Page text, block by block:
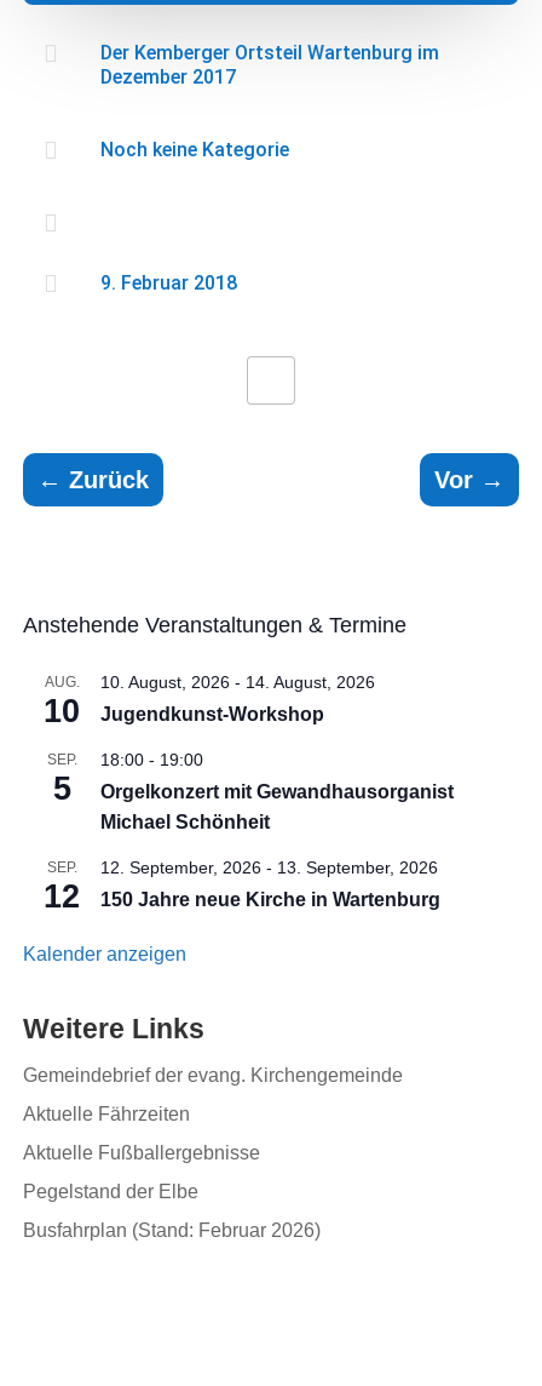

Der Kemberger Ortsteil Wartenburg im
Dezember 2017
 Noch keine Kategorie

 9. Februar 2018
←Zurück Vor→
Anstehende Veranstaltungen & Termine
AUG.
10
10. August, 2026 - 14. August, 2026
Jugendkunst-Workshop
SEP.
5
18:00 - 19:00
Orgelkonzert mit Gewandhausorganist
Michael Schönheit
SEP.
12
12. September, 2026 - 13. September, 2026
150 Jahre neue Kirche in Wartenburg
Kalender anzeigen
Weitere Links
Gemeindebrief der evang. Kirchengemeinde
Aktuelle Fährzeiten
Aktuelle Fußballergebnisse
Pegelstand der Elbe
Busfahrplan (Stand: Februar 2026)